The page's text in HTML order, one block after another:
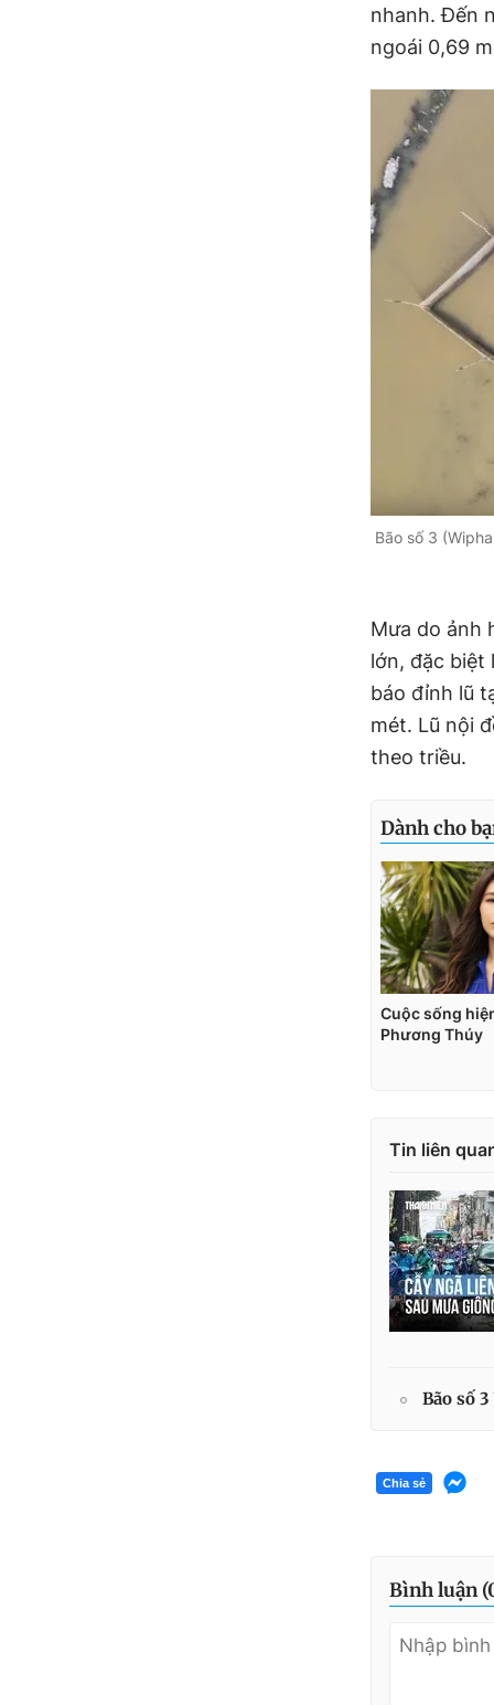
e
n
t
T
m
t
i
o
nhanh. Đến
ngoái 0,69
Bão số 3
Mưa do ảnh
lớn, đặc biệt
báo đỉnh lũ
mét. Lũ nội
theo triều.
Tin liên
Bão số
Chia sẻ
Bình luận (